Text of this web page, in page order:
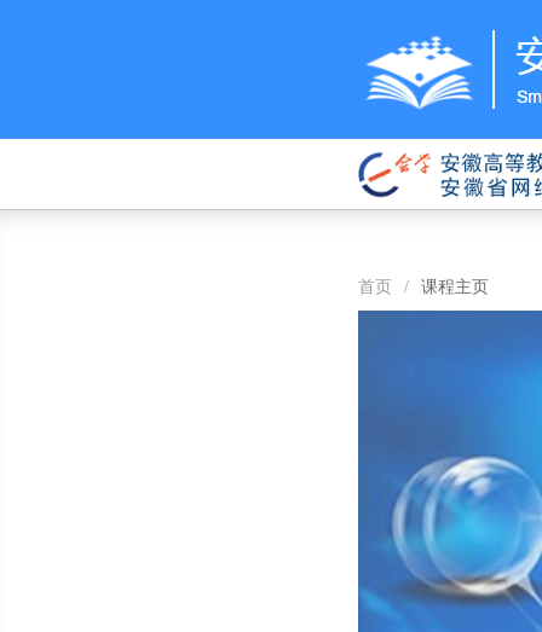
首页 / 课程主页